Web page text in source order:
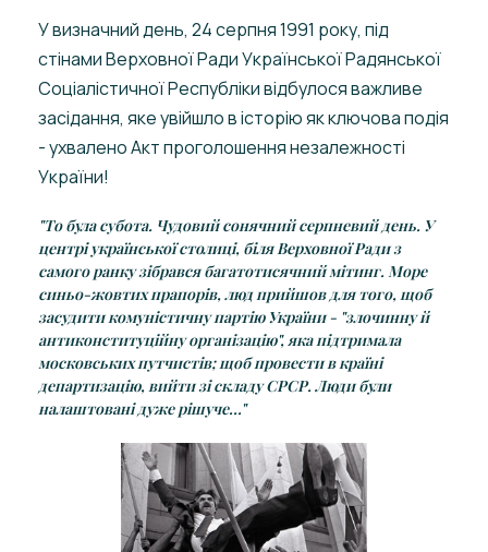
У визначний день, 24 серпня 1991 року, під
стінами Верховної Ради Української Радянської
Соціалістичної Республіки відбулося важливе
засідання, яке увійшло в історію як ключова подія
- ухвалено Акт проголошення незалежності
України!
"То була субота. Чудовий сонячний серпневий день. У
центрі української столиці, біля Верховної Ради з
самого ранку зібрався багатотисячний мітинг. Море
синьо-жовтих прапорів, люд прийшов для того, щоб
засудити комуністичну партію України - "злочинну й
антиконституційну організацію", яка підтримала
московських путчистів; щоб провести в країні
департизацію, вийти зі складу СРСР. Люди були
налаштовані дуже рішуче..."